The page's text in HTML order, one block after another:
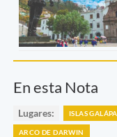
En esta Nota
Lugares: ISLAS
ARCO DE DARWIN